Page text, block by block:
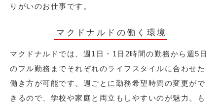
りがいのお仕事です。
マクドナルドの働く環境
マクドナルドでは、週1日・1日2時間の勤務から週5日
のフル勤務までそれぞれのライフスタイルに合わせた
働き方が可能です。週ごとに勤務希望時間の変更がで
きるので、学校や家庭と両立もしやすいのが魅力。も